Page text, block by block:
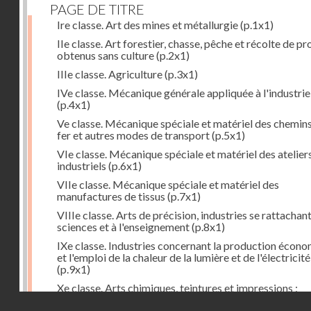
PAGE DE TITRE
Ire classe. Art des mines et métallurgie(p.1x1)
IIe classe. Art forestier, chasse, pêche et récolte de
obtenus sans culture(p.2x1)
IIIe classe. Agriculture(p.3x1)
IVe classe. Mécanique générale appliquée à l'industrie
(p.4x1)
Ve classe. Mécanique spéciale et matériel des
fer et autres modes de transport(p.5x1)
VIe classe. Mécanique spéciale et matériel des
industriels (p.6x1)
VIIe classe. Mécanique spéciale et matériel des
manufactures de tissus (p.7x1)
VIIIe classe. Arts de précision, industries se
sciences et à l'enseignement(p.8x1)
IXe classe. Industries concernant la production
et l'emploi de la chaleur de la lumière et de l'électricité
(p.9x1)
Xe classe. Arts chimiques, teintures et impressions ;